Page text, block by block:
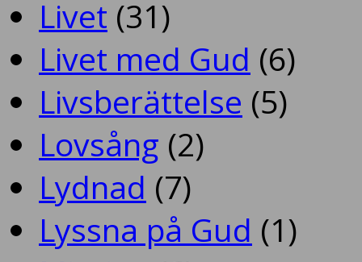
Livet (31)
Livet med Gud (6)
Livsberättelse (5)
Lovsång (2)
Lydnad (7)
Lyssna på Gud (1)